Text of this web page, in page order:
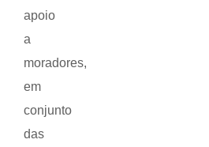
apoio
a
moradores,
em
conjunto
das